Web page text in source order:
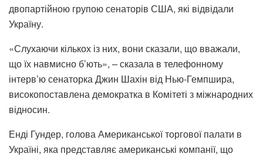
двопартійною групою сенаторів США, які відвідали
Україну.
«Слухаючи кількох із них, вони сказали, що вважали,
що їх навмисно б’ють», – сказала в телефонному
інтерв’ю сенаторка Джин Шахін від Нью-Гемпшира,
високопоставлена ​​демократка в Комітеті з міжнародних
відносин.
Енді Гундер, голова Американської торгової палати в
Україні, яка представляє американські компанії, що